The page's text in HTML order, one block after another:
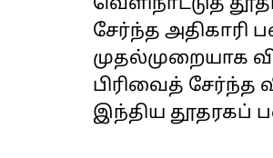
வெளிநாட்டுத்
சேர்ந்த அதிகாரி
முதல்முறையாக
பிரிவைத்
இந்திய தூதரகப்